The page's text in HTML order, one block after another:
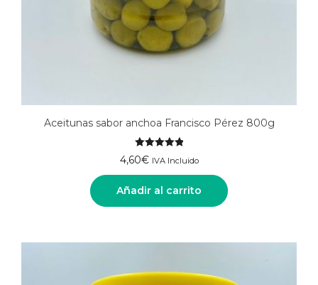
Aceitunas sabor anchoa Francisco Pérez 800g
Valorado
de 5
4,60€ IVA Incluido
Añadir al carrito